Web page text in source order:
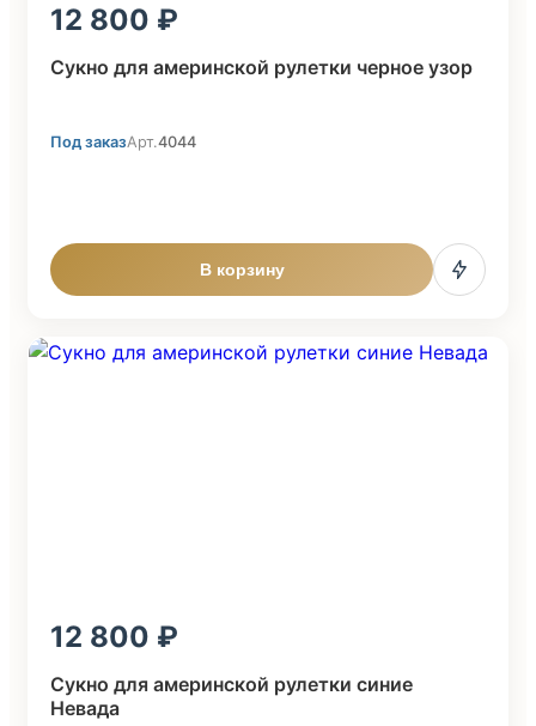
12 800
Сукно для америнской рулетки черное узор
Под заказАрт.4044
В корзину
12 800
Сукно для америнской рулетки синие
Невада